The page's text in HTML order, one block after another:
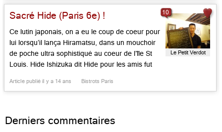
géra des restaurants, a ouvert le sien avec un
surdoué japonais, […]...
Sacré Hide (Paris 6e) !
Ce lutin japonais, on a eu le coup de coeur pour
lui lorsqu’il lança Hiramatsu, dans un mouchoir
de poche ultra sophistiqué au coeur de l’île St
Louis. Hide Ishizuka dit Hide pour les amis fut
Cordeillan-Bages au coeur de Pauillac.
Article publié il y a 14 ans Bistrots Paris
Le Petit Verdot
10
Derniers commentaires